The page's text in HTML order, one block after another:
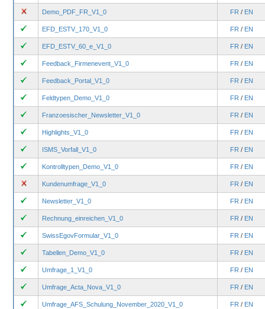
Demo_PDF_FR_V1_0 FR / EN
EFD_ESTV_170_V1_0 FR / EN
EFD_ESTV_60_e_V1_0 FR / EN
Feedback_Firmenevent_V1_0 FR / EN
Feedback_Portal_V1_0 FR / EN
Feldtypen_Demo_V1_0 FR / EN
Franzoesischer_Newsletter_V1_0 FR / EN
Highlights_V1_0 FR / EN
ISMS_Vorfall_V1_0 FR / EN
Kontrolltypen_Demo_V1_0 FR / EN
Kundenumfrage_V1_0 FR / EN
Newsletter_V1_0 FR / EN
Rechnung_einreichen_V1_0 FR / EN
SwissEgovFormular_V1_0 FR / EN
Tabellen_Demo_V1_0 FR / EN
Umfrage_1_V1_0 FR / EN
Umfrage_Acta_Nova_V1_0 FR / EN
Umfrage_AFS_Schulung_November_2020_V1_0 FR / EN